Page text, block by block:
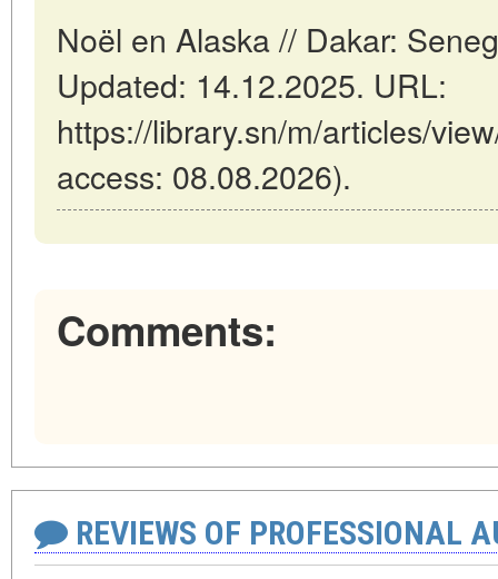
Noël en Alaska // Dakar:
Updated: 14.12.2025. URL:
https://library.sn/m/articles/
access: 08.08.2026).
Comments:
REVIEWS OF PROFESSIONAL